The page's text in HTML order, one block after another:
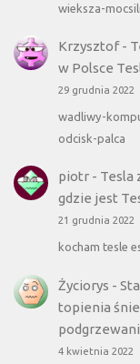
wieksza-
Krzysztof-
w Polsce
29 grudnia 2022
wadliwy-
odcisk-palca
piotr- Tesla
gdzie jest
21 grudnia 2022
kocham tesle
Życiorys -
topienia
4 kwietnia 2022